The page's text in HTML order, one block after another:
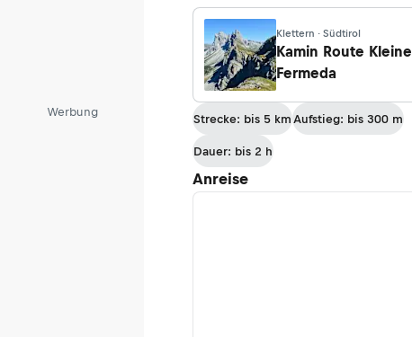
Werbung
Klettern · Südtirol
Kamin Route Kleine
Fermeda
Strecke: bis 5 km Aufstieg: bis 300 m
Dauer: bis 2 h
Anreise